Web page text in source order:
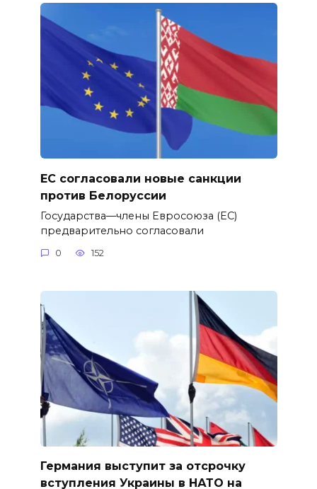
ЕС согласовали новые санкции
против Белоруссии
Государства—члены Евросоюза (ЕС)
предварительно согласовали
0 152
Германия выступит за отсрочку
вступления Украины в НАТО на